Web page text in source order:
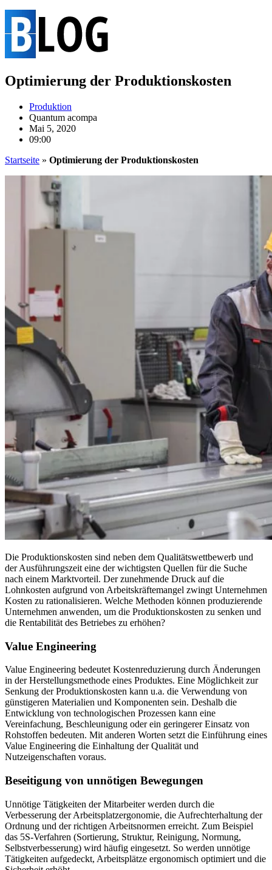
Optimierung der Produktionskosten
Produktion
Quantum acompa
Mai 5, 2020
09:00
Startseite » Optimierung der Produktionskosten
Die Produktionskosten sind neben dem Qualitätswettbewerb und
der Ausführungszeit eine der wichtigsten Quellen für die Suche
nach einem Marktvorteil. Der zunehmende Druck auf die
Lohnkosten aufgrund von Arbeitskräftemangel zwingt Unternehmen
Kosten zu rationalisieren. Welche Methoden können produzierende
Unternehmen anwenden, um die Produktionskosten zu senken und
die Rentabilität des Betriebes zu erhöhen?
Value Engineering
Value Engineering bedeutet Kostenreduzierung durch Änderungen
in der Herstellungsmethode eines Produktes. Eine Möglichkeit zur
Senkung der Produktionskosten kann u.a. die Verwendung von
günstigeren Materialien und Komponenten sein. Deshalb die
Entwicklung von technologischen Prozessen kann eine
Vereinfachung, Beschleunigung oder ein geringerer Einsatz von
Rohstoffen bedeuten. Mit anderen Worten setzt die Einführung eines
Value Engineering die Einhaltung der Qualität und
Nutzeigenschaften voraus.
Beseitigung von unnötigen Bewegungen
Unnötige Tätigkeiten der Mitarbeiter werden durch die
Verbesserung der Arbeitsplatzergonomie, die Aufrechterhaltung der
Ordnung und der richtigen Arbeitsnormen erreicht. Zum Beispiel
das 5S-Verfahren (Sortierung, Struktur, Reinigung, Normung,
Selbstverbesserung) wird häufig eingesetzt. So werden unnötige
Tätigkeiten aufgedeckt, Arbeitsplätze ergonomisch optimiert und die